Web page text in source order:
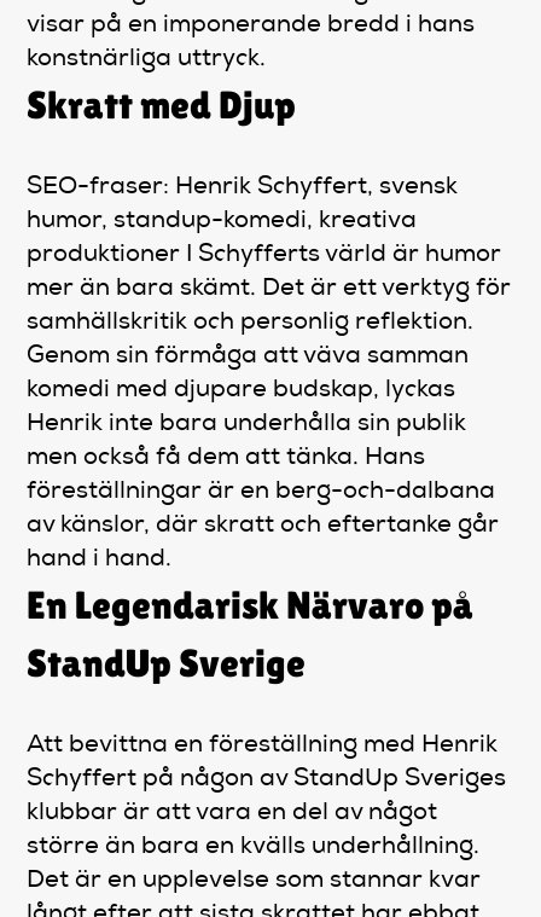
visar på en imponerande bredd i hans
konstnärliga uttryck.
Skratt med Djup
SEO-fraser: Henrik Schyffert, svensk
humor, standup-komedi, kreativa
produktioner I Schyfferts värld är humor
mer än bara skämt. Det är ett verktyg för
samhällskritik och personlig reflektion.
Genom sin förmåga att väva samman
komedi med djupare budskap, lyckas
Henrik inte bara underhålla sin publik
men också få dem att tänka. Hans
föreställningar är en berg-och-dalbana
av känslor, där skratt och eftertanke går
hand i hand.
En Legendarisk Närvaro på
StandUp Sverige
Att bevittna en föreställning med Henrik
Schyffert på någon av StandUp Sveriges
klubbar är att vara en del av något
större än bara en kvälls underhållning.
Det är en upplevelse som stannar kvar